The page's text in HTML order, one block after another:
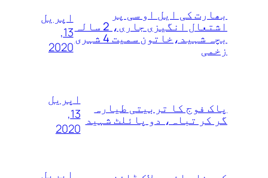
بھارت کی ایل او سی پر
اشتعال انگیزی جاری، 2 سالہ
بچہ شہید،خاتون سمیت 4 شہری
زخمی
اپریل
13,
2020
پاک فوج کا تربیتی طیارہ
گر کر تباہ، دو پائلٹ شہید
اپریل
13,
2020
اپریل